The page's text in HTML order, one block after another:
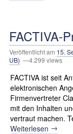
FACTIVA-
Veröffentlicht am 15.
UB) —4.299 views
FACTIVA ist seit
elektronischen
Firmenvertreter
mit den Inhalten
vertraut machen.
Weiterlesen →